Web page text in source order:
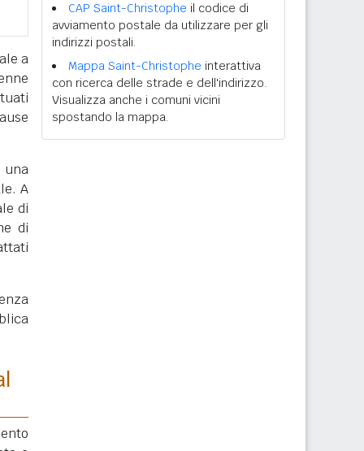
a
una
A
di
di
CAP Saint-Christophe il codice di
avviamento postale da utilizzare per gli
indirizzi postali.
Mappa Saint-Christophe interattiva
con ricerca delle strade e dell'indirizzo.
Visualizza anche i comuni vicini
spostando la mappa.